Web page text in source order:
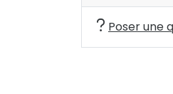
Poser une